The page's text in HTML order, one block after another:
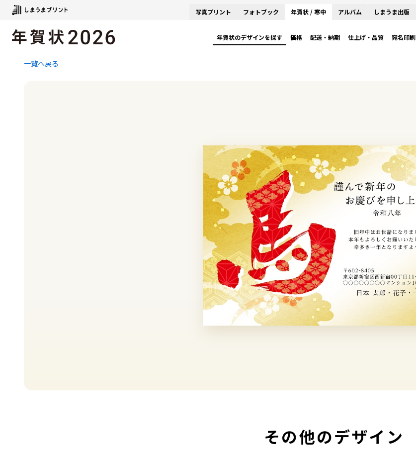
写真プリント フォトブック 年賀状 / 寒中 アルバム しまうま出版
年賀状のデザインを探す 価格 配送・納期 仕上げ・品質 宛名印刷
一覧へ戻る
その他のデザイン